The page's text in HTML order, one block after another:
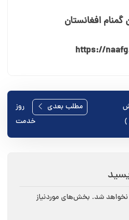
گمنام افغانستان
https://
مطلب بعدی
روز
خدمت
نخواهد شد. بخش‌های موردنیاز